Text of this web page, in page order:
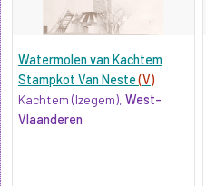
Watermolen van Kachtem
Stampkot Van Neste(V)
Kachtem (Izegem), West-
Vlaanderen